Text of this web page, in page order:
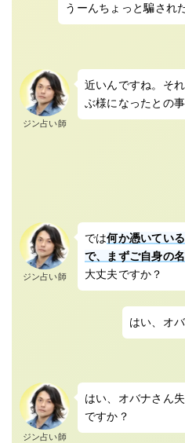
うーんちょっと騙され
ジン占い師
近いんですね。そ
ぶ様になったとの事
ジン占い師
では何か憑いてい
で、まずご自身の
大丈夫ですか？
はい、オ
ジン占い師
はい、オバナさん
ですか？